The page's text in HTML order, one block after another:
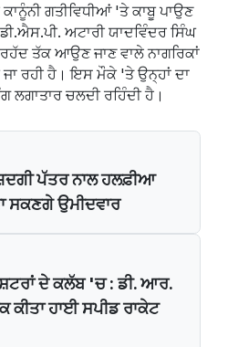
ਗਤੀਵਿਧੀਆਂ 'ਤੇ ਕਾਬੂ ਪਾਉਣ
ਅਟਾਰੀ ਯਾਦਵਿੰਦਰ ਸਿੰਘ
ਤੱਕ ਆਉਣ ਜਾਣ ਵਾਲੇ ਨਾਗਰਿਕਾਂ
ਜਾ ਰਹੀ ਹੈ। ਇਸ ਮੌਕੇ 'ਤੇ ਉਨ੍ਹਾਂ ਦਾ
ਲਗਾਤਾਰ ਚਲਦੀ ਰਹਿੰਦੀ ਹੈ।
ਪੱਤਰ ਨਾਲ ਹਲਫ਼ੀਆ
ਸਕਣਗੇ ਉਮੀਦਵਾਰ
ਦੇ ਕਲੱਬ 'ਚ : ਡੀ. ਆਰ.
ਕੀਤਾ ਹਾਈ ਸਪੀਡ ਰਾਕੇਟ